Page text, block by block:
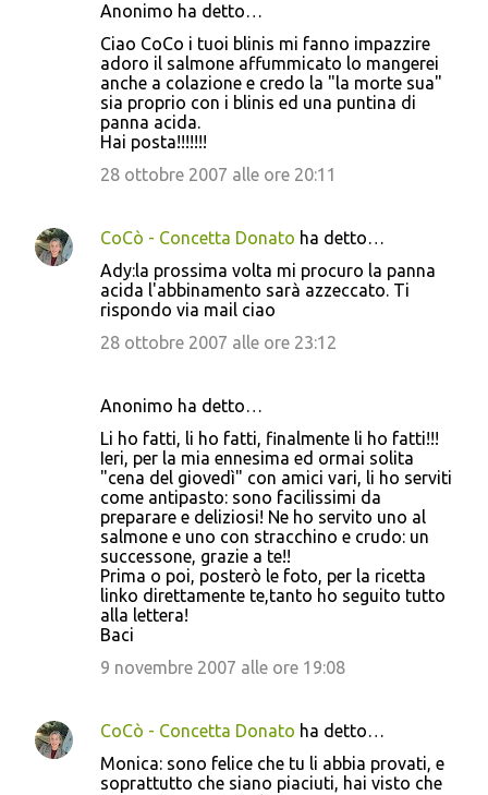
Anonimo ha detto…
Ciao CoCo i tuoi blinis mi fanno impazzire
adoro il salmone affummicato lo mangerei
anche a colazione e credo la "la morte sua"
sia proprio con i blinis ed una puntina di
panna acida.
Hai posta!!!!!!!
28 ottobre 2007 alle ore 20:11
CoCò - Concetta Donato ha detto…
Ady:la prossima volta mi procuro la panna
acida l'abbinamento sarà azzeccato. Ti
rispondo via mail ciao
28 ottobre 2007 alle ore 23:12
Anonimo ha detto…
Li ho fatti, li ho fatti, finalmente li ho fatti!!!
Ieri, per la mia ennesima ed ormai solita
"cena del giovedì" con amici vari, li ho serviti
come antipasto: sono facilissimi da
preparare e deliziosi! Ne ho servito uno al
salmone e uno con stracchino e crudo: un
successone, grazie a te!!
Prima o poi, posterò le foto, per la ricetta
linko direttamente te,tanto ho seguito tutto
alla lettera!
Baci
9 novembre 2007 alle ore 19:08
CoCò - Concetta Donato ha detto…
Monica: sono felice che tu li abbia provati, e
soprattutto che siano piaciuti, hai visto che